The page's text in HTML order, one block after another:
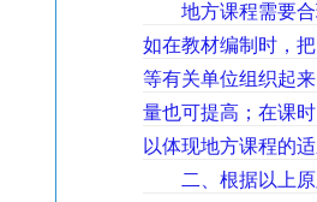
地方课程需要合
如在教材编制时，
等有关单位组织起
量也可提高；在课
以体现地方课程的
二、根据以上原